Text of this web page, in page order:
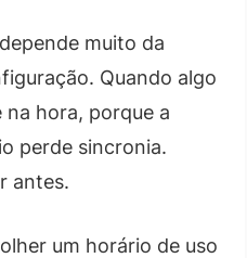
muito da
Quando algo
na hora, porque a
perde sincronia.
antes.
um horário de uso